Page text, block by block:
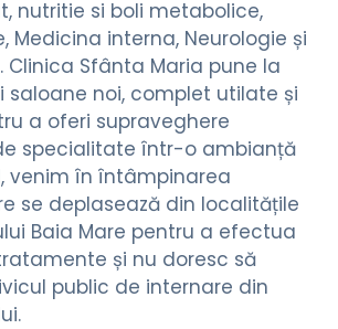
nutritie si boli metabolice,
Medicina interna, Neurologie și
Clinica Sfânta Maria pune la
saloane noi, complet utilate și
a oferi supraveghere
specialitate într-o ambianță
venim în întâmpinarea
se deplasează din localitățile
Baia Mare pentru a efectua
și nu doresc să
public de internare din